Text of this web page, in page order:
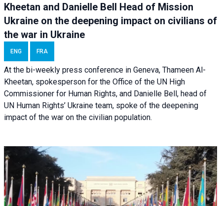
Kheetan and Danielle Bell Head of Mission
Ukraine on the deepening impact on civilians of
the war in Ukraine
ENG FRA
At the bi-weekly press conference in Geneva, Thameen Al-
Kheetan, spokesperson for the Office of the UN High
Commissioner for Human Rights, and Danielle Bell, head of
UN Human Rights’ Ukraine team, spoke of the deepening
impact of the war on the civilian population.